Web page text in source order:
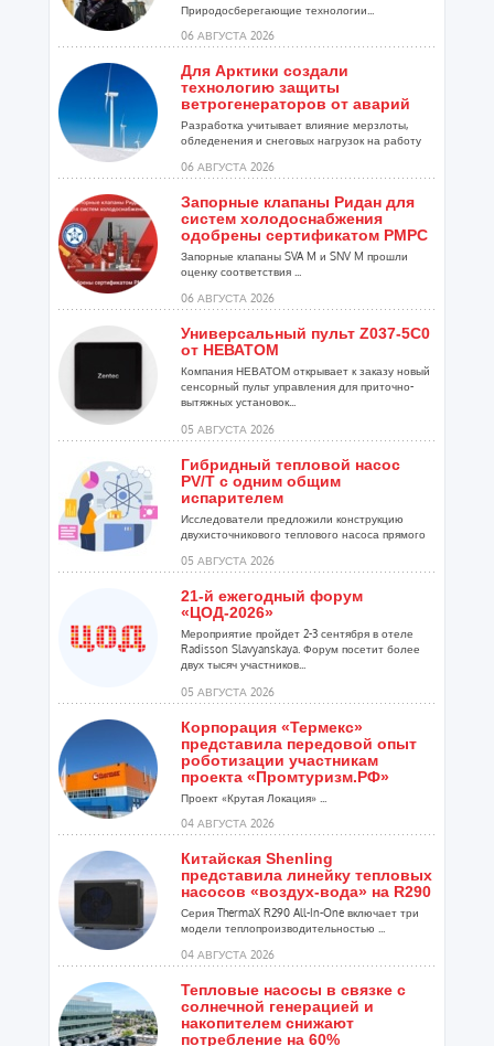
Природосберегающие технологии...
06 АВГУСТА 2026
Для Арктики создали
технологию защиты
ветрогенераторов от аварий
Разработка учитывает влияние мерзлоты,
обледенения и снеговых нагрузок на работу
06 АВГУСТА 2026
Запорные клапаны Ридан для
систем холодоснабжения
одобрены сертификатом РМРС
Запорные клапаны SVA M и SNV M прошли
оценку соответствия ...
06 АВГУСТА 2026
Универсальный пульт Z037-5C0
от НЕВАТОМ
Компания НЕВАТОМ открывает к заказу новый
сенсорный пульт управления для приточно-
вытяжных установок...
05 АВГУСТА 2026
Гибридный тепловой насос
PV/T с одним общим
испарителем
Исследователи предложили конструкцию
двухисточникового теплового насоса прямого
05 АВГУСТА 2026
21-й ежегодный форум
«ЦОД-2026»
Мероприятие пройдет 2-3 сентября в отеле
Radisson Slavyanskaya. Форум посетит более
двух тысяч участников...
05 АВГУСТА 2026
Корпорация «Термекс»
представила передовой опыт
роботизации участникам
проекта «Промтуризм.РФ»
Проект «Крутая Локация» ...
04 АВГУСТА 2026
Китайская Shenling
представила линейку тепловых
насосов «воздух-вода» на R290
Серия ThermaX R290 All-In-One включает три
модели теплопроизводительностью ...
04 АВГУСТА 2026
Тепловые насосы в связке с
солнечной генерацией и
накопителем снижают
потребление на 60%